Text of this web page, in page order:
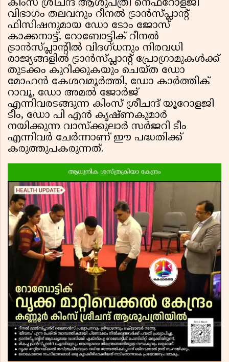
കിംസ് ശ്രീചന്ദ് ആശുപത്രി നെഫ്റോളജി
വിഭാഗം തലവനും റീനൽ ട്രാൻസ്‌പ്ലാന്റ്
ഫിസിഷനുമായ ഡോ ടോം ജോസ്
കാക്കനാട്ട്, റോബോട്ടിക് റീനൽ
ട്രാൻസ്‌പ്ലാന്റിൽ വിദഗ്ധനും നിരവധി
രാജ്യങ്ങളിൽ ട്രാൻസ്‌പ്ലാന്റ് പ്രോഗ്രാമുകൾക്ക്
തുടക്കം കുറിക്കുകയും ചെയ്ത ഡോ
മോഹൻ കേശവമൂർത്തി, ഡോ കാർത്തിക്
റാവൂ, ഡോ അമൽ ജോർജ്
എന്നിവരടങ്ങുന്ന കിംസ് ശ്രീചന്ദ് യൂറോളജി
ടീം, ഡോ പി എൻ കൃഷ്ണകുമാർ
നയിക്കുന്ന വാസ്ക്കുലാർ സർജറി ടീം
എന്നിവർ ചേർന്നാണ് ഈ പദ്ധതിക്ക്
കരുത്തുപകരുന്നത്.